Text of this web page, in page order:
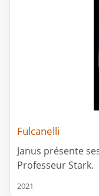
Fulcanelli
Janus présente
Professeur Stark.
2021